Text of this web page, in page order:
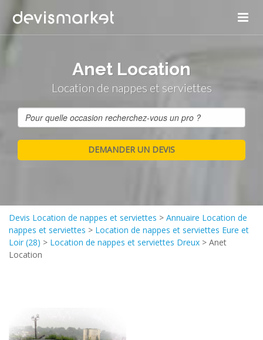
Anet Location
Location de nappes et serviettes
Devis Location de nappes et serviettes > Annuaire Location de
nappes et serviettes > Location de nappes et serviettes Eure et
Loir (28) > Location de nappes et serviettes Dreux > Anet
Location